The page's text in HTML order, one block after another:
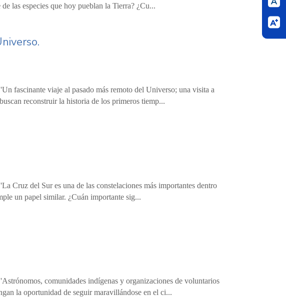
las especies que hoy pueblan la Tierra? ¿Cu...
fascinante viaje al pasado más remoto del Universo; una visita a
reconstruir la historia de los primeros tiemp...
Cruz del Sur es una de las constelaciones más importantes dentro
un papel similar. ¿Cuán importante sig...
comunidades indígenas y organizaciones de voluntarios
la oportunidad de seguir maravillándose en el ci...